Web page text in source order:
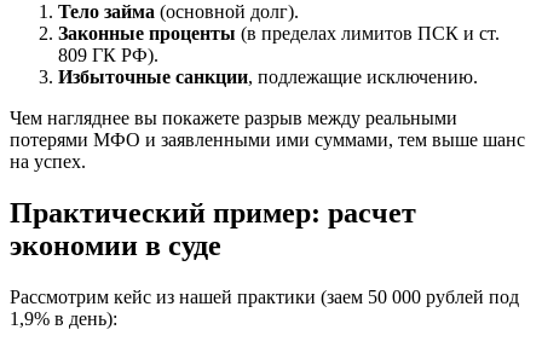
Тело займа (основной долг).
Законные проценты (в пределах лимитов ПСК и ст.
809 ГК РФ).
Избыточные санкции, подлежащие исключению.
Чем нагляднее вы покажете разрыв между реальными
потерями МФО и заявленными ими суммами, тем выше шанс
на успех.
Практический пример: расчет
экономии в суде
Рассмотрим кейс из нашей практики (заем 50 000 рублей под
1,9% в день):